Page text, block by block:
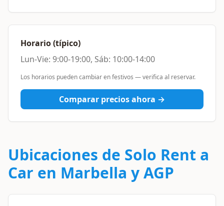
Horario (típico)
Lun-Vie: 9:00-19:00, Sáb: 10:00-14:00
Los horarios pueden cambiar en festivos — verifica al reservar.
Comparar precios ahora →
Ubicaciones de Solo Rent a
Car en Marbella y AGP